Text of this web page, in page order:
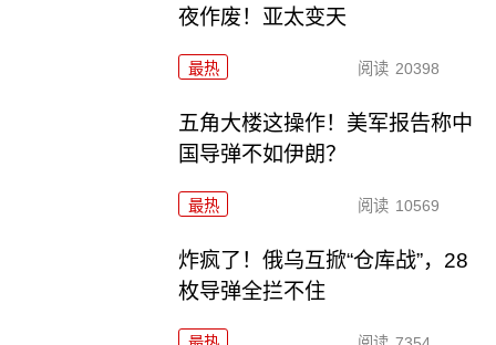
夜作废！亚太变天
最热 阅读 20398
五角大楼这操作！美军报告称中
国导弹不如伊朗？
最热 阅读 10569
炸疯了！俄乌互掀“仓库战”，28
枚导弹全拦不住